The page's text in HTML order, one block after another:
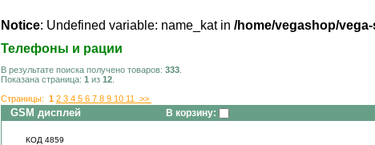
Notice: Undefined variable: name_kat in /home/vegashop/
Телефоны и рации
В результате поиска получено товаров: 333
Показана страница: 1 из 12
Страницы: 1 2 3 4 5 6 7 8 9 10 11 >>
GSM дисплей В корзину:
КОД 4859